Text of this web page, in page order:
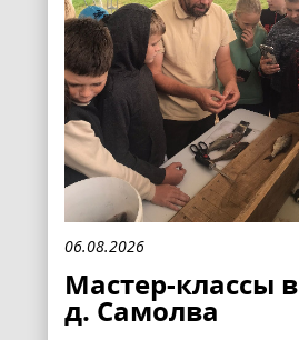
06.08.2026
Мастер-классы в
д. Самолва